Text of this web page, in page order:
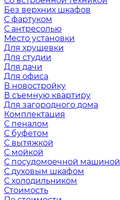
Без верхних шкафов
С фартуком
С антресолью
Место установки
Для хрущевки
Для студии
Для дачи
Для офиса
В новостройку
В съемную квартиру
Для загородного дома
Комплектация
С пеналом
С буфетом
С вытяжкой
С мойкой
С посудомоечной машиной
С духовым шкафом
С холодильником
Стоимость